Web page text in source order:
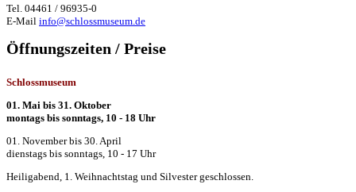
Tel. 04461 / 96935-0
E-Mail info@schlossmuseum.de
Öffnungszeiten / Preise
Schlossmuseum
01. Mai bis 31. Oktober
montags bis sonntags, 10 - 18 Uhr
01. November bis 30. April
dienstags bis sonntags, 10 - 17 Uhr
Heiligabend, 1. Weihnachtstag und Silvester geschlossen.